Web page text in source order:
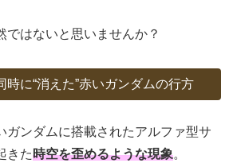
ではないと思いませんか？
時に“消えた”赤いガンダムの行方
ガンダムに搭載されたアルファ型サ
きた時空を歪めるような現象。